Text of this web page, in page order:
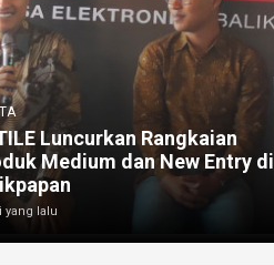
Luncurkan Rangkaian
Medium dan New Entry di
yang lalu